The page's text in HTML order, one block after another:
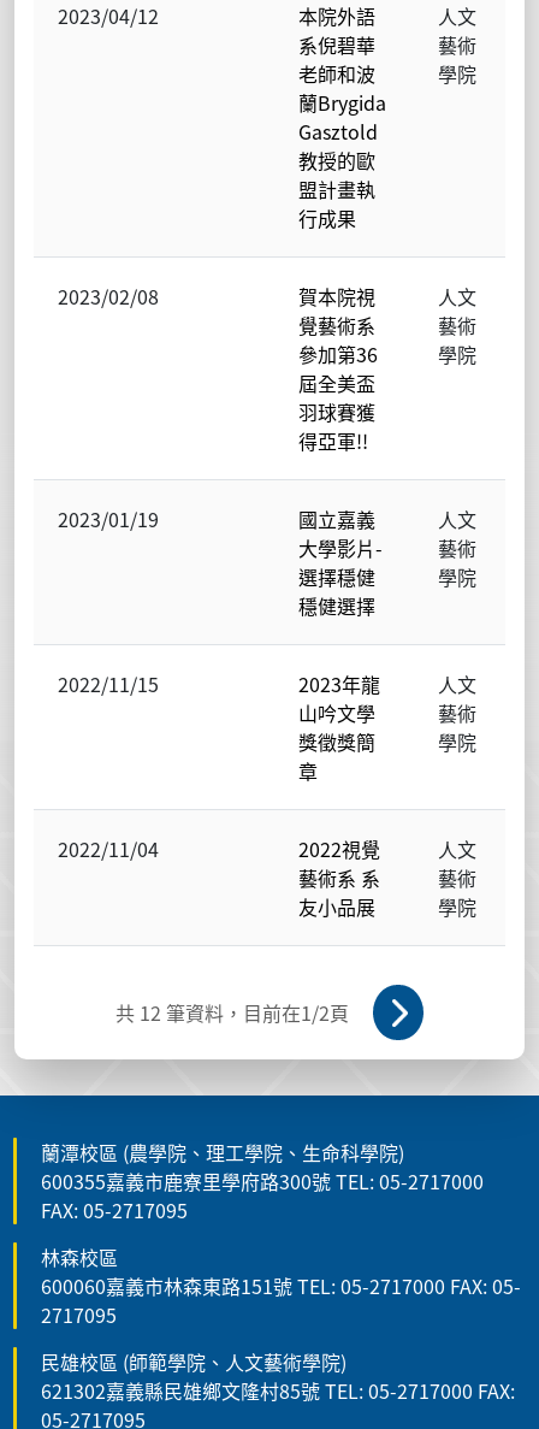
2023/04/12
本院外語
系倪碧華
老師和波
蘭Brygida
Gasztold
教授的歐
盟計畫執
行成果
人文
藝術
學院
2023/02/08
賀本院視
覺藝術系
參加第36
屆全美盃
羽球賽獲
得亞軍!!
人文
藝術
學院
2023/01/19
國立嘉義
大學影片-
選擇穩健
穩健選擇
人文
藝術
學院
2022/11/15
2023年龍
山吟文學
獎徵獎簡
章
人文
藝術
學院
2022/11/04
2022視覺
藝術系 系
友小品展
人文
藝術
學院
共 12 筆資料，目前在1/2頁
蘭潭校區 (農學院、理工學院、生命科學院)
600355嘉義市鹿寮里學府路300號 TEL: 05-2717000
FAX: 05-2717095
林森校區
600060嘉義市林森東路151號 TEL: 05-2717000 FAX: 05-
2717095
民雄校區 (師範學院、人文藝術學院)
621302嘉義縣民雄鄉文隆村85號 TEL: 05-2717000 FAX:
05-2717095